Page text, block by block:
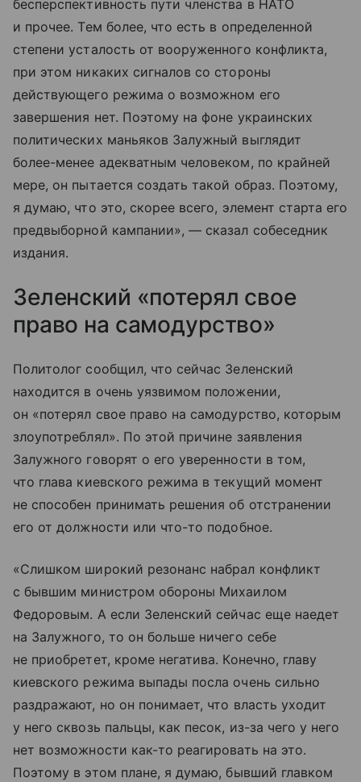
бесперспективность пути членства в НАТО
и прочее. Тем более, что есть в определенной
степени усталость от вооруженного конфликта,
при этом никаких сигналов со стороны
действующего режима о возможном его
завершения нет. Поэтому на фоне украинских
политических маньяков Залужный выглядит
более-менее адекватным человеком, по крайней
мере, он пытается создать такой образ. Поэтому,
я думаю, что это, скорее всего, элемент старта его
предвыборной кампании», — сказал собеседник
издания.
Зеленский «потерял свое
право на самодурство»
Политолог сообщил, что сейчас Зеленский
находится в очень уязвимом положении,
он «потерял свое право на самодурство, которым
злоупотреблял». По этой причине заявления
Залужного говорят о его уверенности в том,
что глава киевского режима в текущий момент
не способен принимать решения об отстранении
его от должности или что-то подобное.
«Слишком широкий резонанс набрал конфликт
с бывшим министром обороны Михаилом
Федоровым. А если Зеленский сейчас еще наедет
на Залужного, то он больше ничего себе
не приобретет, кроме негатива. Конечно, главу
киевского режима выпады посла очень сильно
раздражают, но он понимает, что власть уходит
у него сквозь пальцы, как песок, из-за чего у него
нет возможности как-то реагировать на это.
Поэтому в этом плане, я думаю, бывший главком